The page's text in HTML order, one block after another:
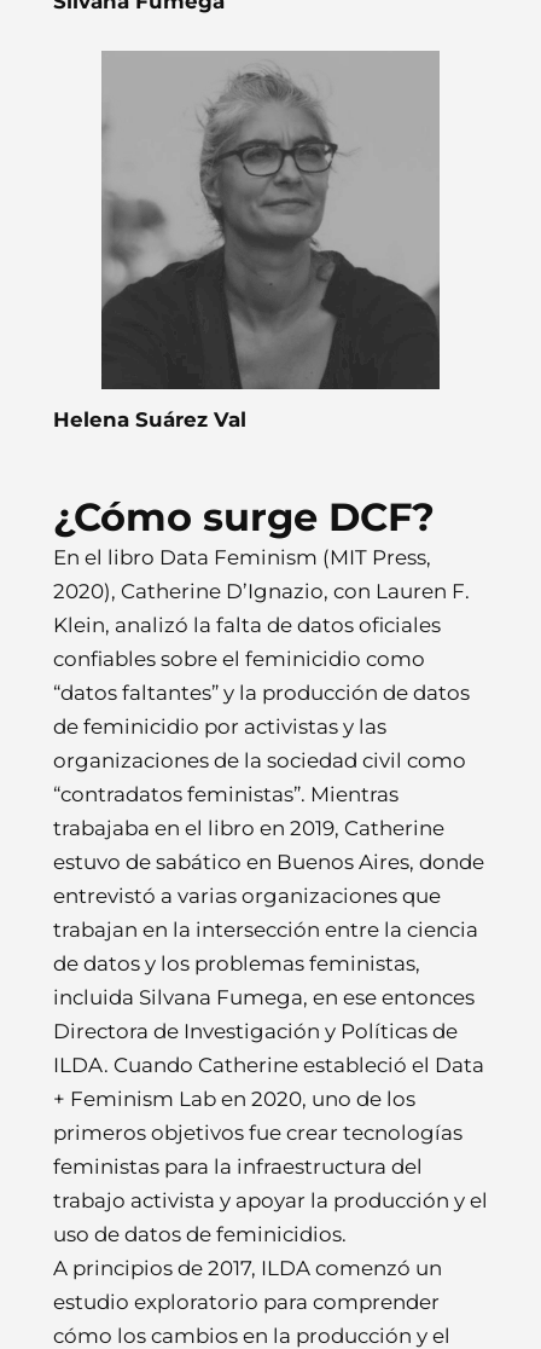
Helena Suárez Val
¿Cómo surge DCF?
En el libro Data Feminism (MIT Press,
2020), Catherine D’Ignazio, con Lauren F.
Klein, analizó la falta de datos oficiales
confiables sobre el feminicidio como
“datos faltantes” y la producción de datos
de feminicidio por activistas y las
organizaciones de la sociedad civil como
“contradatos feministas”. Mientras
trabajaba en el libro en 2019, Catherine
estuvo de sabático en Buenos Aires, donde
entrevistó a varias organizaciones que
trabajan en la intersección entre la ciencia
de datos y los problemas feministas,
incluida Silvana Fumega, en ese entonces
Directora de Investigación y Políticas de
ILDA. Cuando Catherine estableció el Data
+ Feminism Lab en 2020, uno de los
primeros objetivos fue crear tecnologías
feministas para la infraestructura del
trabajo activista y apoyar la producción y el
uso de datos de feminicidios.
A principios de 2017, ILDA comenzó un
estudio exploratorio para comprender
cómo los cambios en la producción y el